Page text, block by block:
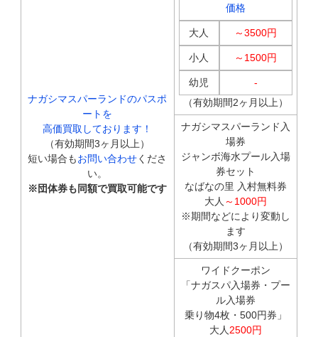
ナガシマスパーランドのパスポ
ートを
高価買取しております！
（有効期間3ヶ月以上）
短い場合もお問い合わせくださ
い。
※団体券も同額で買取可能です
価格
大人 ～3500円
小人 ～1500円
幼児
-
（有効期間2ヶ月以上）
ナガシマスパーランド入
場券
ジャンボ海水プール入場
券セット
なばなの里 入村無料券
大人 ～1000円
※期間などにより変動し
ます
（有効期間3ヶ月以上）
ワイドクーポン
「ナガスパ入場券・プー
ル入場券
乗り物4枚・500円券」
大人 2500円